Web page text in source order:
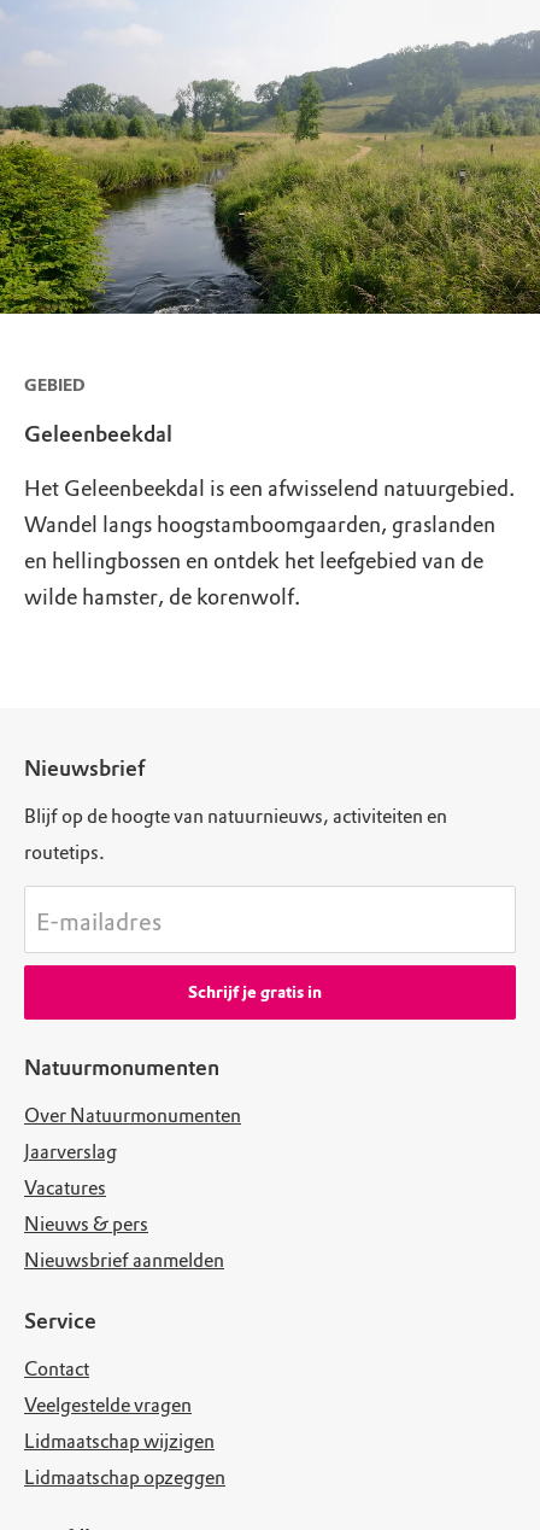
GEBIED
Geleenbeekdal
Het Geleenbeekdal is een afwisselend natuurgebied.
Wandel langs hoogstamboomgaarden, graslanden
en hellingbossen en ontdek het leefgebied van de
wilde hamster, de korenwolf.
Natuurmonumenten
Over Natuurmonumenten
Jaarverslag
Vacatures
Nieuws & pers
Nieuwsbrief aanmelden
Service
Contact
Veelgestelde vragen
Lidmaatschap wijzigen
Lidmaatschap opzeggen
Nieuwsbrief
Blijf op de hoogte van natuurnieuws, activiteiten en
routetips.
E-mailadres
Schrijf je gratis in